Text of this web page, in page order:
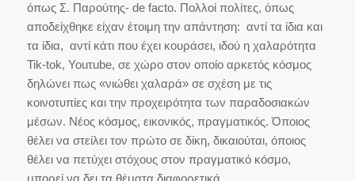
όπως Σ. Παρούτης- de facto. Πολλοί πολίτες, όπως
αποδείχθηκε είχαν έτοιμη την απάντηση: αντί τα ίδια και
τα ίδια, αντί κάτι που έχει κουράσει, ιδού η χαλαρότητα
Tik-tok, Υοuτube, σε χώρο στον οποίο αρκετός κόσμος
δηλώνει πως «νιώθει χαλαρά» σε σχέση με τις
κοινοτυπίες και την προχειρότητα των παραδοσιακών
μέσων. Νέος κόσμος, εικονικός, πραγματικός. Όποιος
θέλει να στείλει τον πρώτο σε δίκη, δικαιούται, όποιος
θέλει να πετύχει στόχους στον πραγματικό κόσμο,
μπορεί να δει τα θέματα διαφορετικά.